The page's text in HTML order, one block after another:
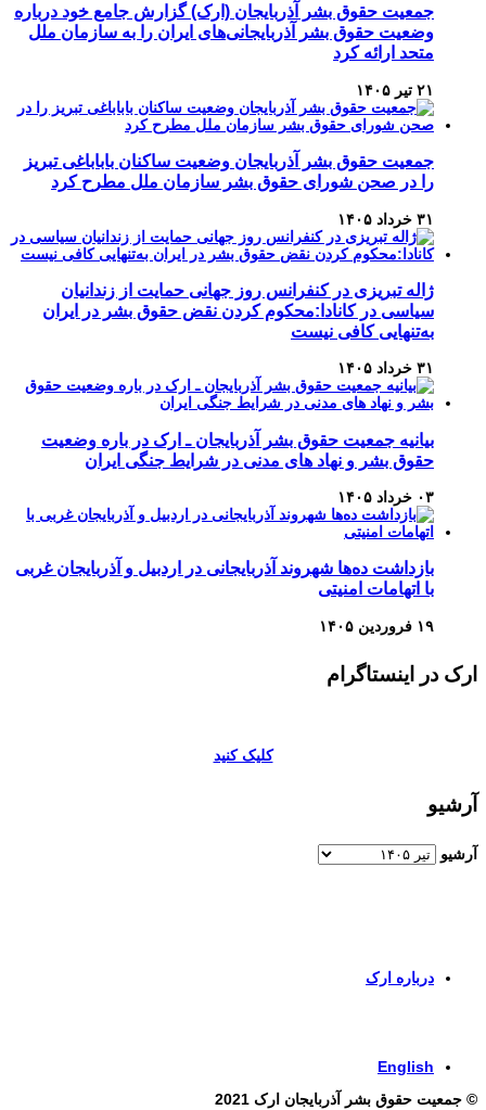
جمعیت حقوق بشر آذربایجان (ارک) گزارش جامع خود درباره
وضعیت حقوق بشر آذربایجانی‌های ایران را به سازمان ملل
متحد ارائه کرد
۲۱ تیر ۱۴۰۵
جمعیت حقوق بشر آذربایجان وضعیت ساکنان باباباغی تبریز
را در صحن شورای حقوق بشر سازمان ملل مطرح کرد
۳۱ خرداد ۱۴۰۵
ژاله تبریزی در کنفرانس روز جهانی حمایت از زندانیان
سیاسی در کانادا:محکوم کردن نقض حقوق بشر در ایران
به‌تنهایی کافی نیست
۳۱ خرداد ۱۴۰۵
بیانیه جمعیت حقوق بشر آذربایجان ـ ارک در باره وضعیت
حقوق بشر و نهاد های مدنی در شرایط جنگی ایران
۰۳ خرداد ۱۴۰۵
بازداشت ده‌ها شهروند آذربایجانی در اردبیل و آذربایجان غربی
با اتهامات امنیتی
۱۹ فروردین ۱۴۰۵
ارک در اینستاگرام
کلیک کنید
آرشیو
آرشیو
درباره ارک
English
© جمعیت حقوق بشر آذربایجان ارک 2021